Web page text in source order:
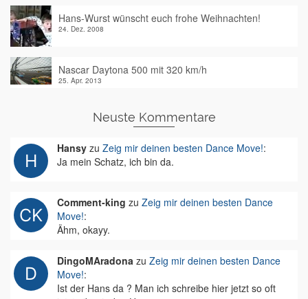
Hans-Wurst wünscht euch frohe Weihnachten!
24. Dez. 2008
Nascar Daytona 500 mit 320 km/h
25. Apr. 2013
Neuste Kommentare
Hansy zu Zeig mir deinen besten Dance Move!:
Ja mein Schatz, ich bin da.
Comment-king zu Zeig mir deinen besten Dance
Move!:
Ähm, okayy.
DingoMAradona zu Zeig mir deinen besten Dance
Move!:
Ist der Hans da ? Man ich schreibe hier jetzt so oft